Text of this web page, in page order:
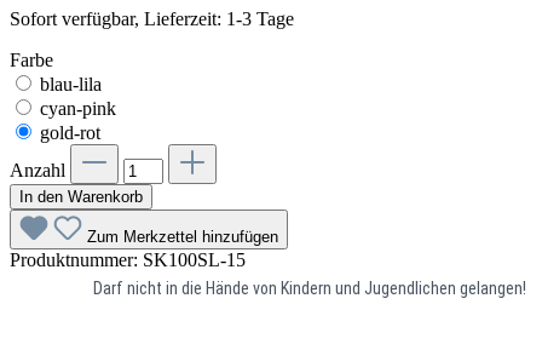
Sofort verfügbar, Lieferzeit: 1-3 Tage
Farbe
blau-lila
cyan-pink
gold-rot
Anzahl
In den Warenkorb
Zum Merkzettel hinzufügen
Produktnummer: SK100SL-15
Darf nicht in die Hände von Kindern und Jugendlichen gelangen!